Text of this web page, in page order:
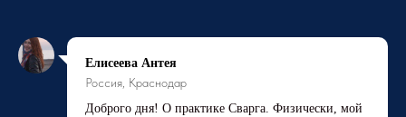
Елисеева Антея
Россия, Краснодар
Доброго дня! О практике Сварга. Физически, мой